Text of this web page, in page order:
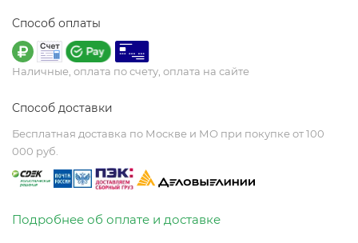
Способ оплаты
Наличные, оплата по счету, оплата на сайте
Способ доставки
Бесплатная доставка по Москве и МО при покупке от 100
000 руб.
Подробнее об оплате и доставке